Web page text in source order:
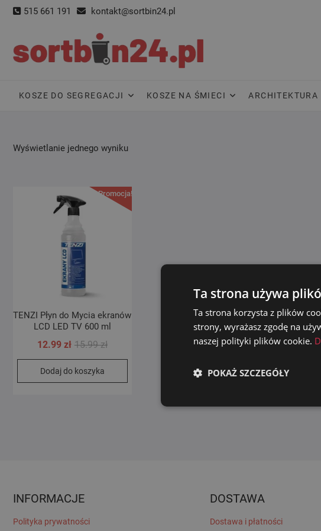
Skip
515 661 191 kontakt@sortbin24.pl
KOSZE DO SEGREGACJI KOSZE NA ŚMIECI ARCHITEKTURA
Wyświetlanie jednego wyniku
Promocja!
TENZI Płyn do Mycia ekranów
LCD LED TV 600 ml
15.99złPierwotna
cena
15.99 zł.
12.99 zł
Aktualna
cena
12.99 zł.
Dodaj do koszyka
INFORMACJE
Polityka prywatności
DOSTAWA
Dostawa i płatności
Ta strona używa
Ta strona korzysta z plików
strony, wyrażasz zgodę na
naszej polityki plików cookie.
POKAŻ SZCZEGÓŁY